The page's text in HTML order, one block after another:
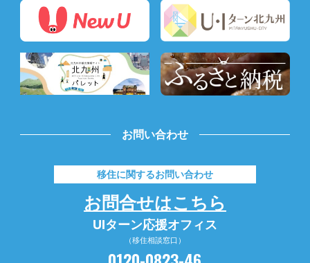
お問い合わせ
移住に関するお問い合わせ
お問合せはこちら
UIターン応援オフィス
（移住相談窓口）